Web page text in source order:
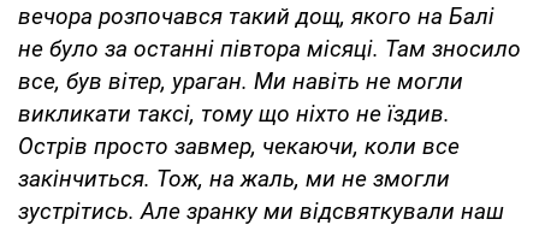
вечора розпочався такий дощ, якого на Балі
не було за останні півтора місяці. Там зносило
все, був вітер, ураган. Ми навіть не могли
викликати таксі, тому що ніхто не їздив.
Острів просто завмер, чекаючи, коли все
закінчиться. Тож, на жаль, ми не змогли
зустрітись. Але зранку ми відсвяткували наш